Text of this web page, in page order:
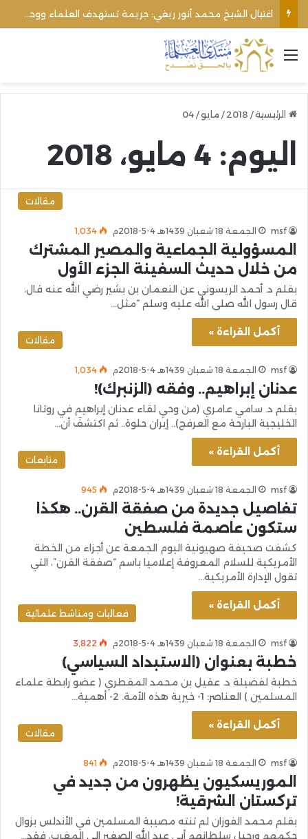
القائمة
الرئيسية/
2018
/ مايو/
04
اليوم: 4 مايو، 2018
مقالات
msf الجمعة 18 شعبان 1439هـ 4-5-2018م 1٬034
المسؤولية الجماعية والمصير المشترك
من خلال حديث السفينة الجزء الأول
بقلم د. أحمد الريسوني عن النعمان بن بشير رضي الله عنه قال،
قال رسول الله صلى الله عليه وسلم “مثل…
أكمل القراءة »
مقالات
msf الجمعة 18 شعبان 1439هـ 4-5-2018م 1٬034
عدنان إبراهيم.. وفقه (الزنبرك)!
بقلم د. سامي عامري (من وحي لقاء عدنان إبراهيم في روتانا
الخليجية البارحة مع العرفج).. إيران حلوة.. ثم اكتشفَ أن…
أكمل القراءة »
متابعات
msf الجمعة 18 شعبان 1439هـ 4-5-2018م 945
تفاصيل جديدة من صفقة القرن.. هكذا
ستكون عاصمة فلسطين
كشفت صحيفة صهيونية اليوم الجمعة عن أجزاء من الخطة
الأمريكية للسلام المعروفة إعلاميا باسم “صفقة القرن”، التي
تقول الإدارة الأمريكية…
أكمل القراءة »
فعاليات ومناشط علمائية
msf الجمعة 18 شعبان 1439هـ 4-5-2018م 3٬822
خطبة بعنوان (الاستبداد السياسي)
خطبة لفضيلة د. عقيل بن محمد المقطري ( عضو رابطة علماء
المسلمين ) العناصر: 1- خيرية هذه الأمة. 2- أهمية…
أكمل القراءة »
مقالات
msf الجمعة 18 شعبان 1439هـ 4-5-2018م 841
الموريسكيون يظهرون من جديد في
تركستان الشرقية!
بقلم محمد الفوزان لم تنته مصيبة المسلمين في الأندلس بزوال
حكمهم ورحيل سلطانهم أبي عبد الله الصغير إلى المغرب، فقد…